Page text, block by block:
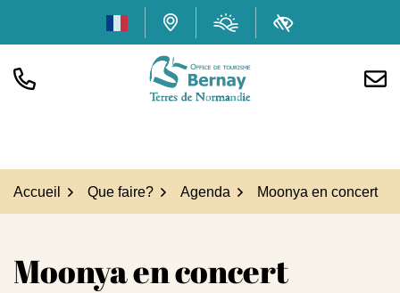
Carte interactive
Météo
(ouverture
Accessibilité
TÉL. Office de tourisme
Accueil Que faire? Agenda Moonya en concert
Moonya en concert